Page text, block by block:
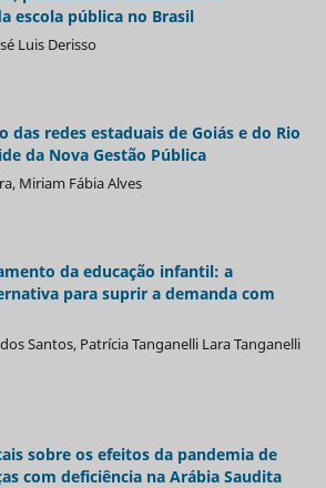
escola pública no Brasil
Luis Derisso
das redes estaduais de Goiás e do Rio
da Nova Gestão Pública
Miriam Fábia Alves
da educação infantil: a
para suprir a demanda com
Santos, Patrícia Tanganelli Lara Tanganelli
sobre os efeitos da pandemia de
com deficiência na Arábia Saudita